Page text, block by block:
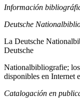
Información
Deutsche
La Deutsche
Deutsche
Nationalbibliografie;
disponibles en Internet
Catalogación en